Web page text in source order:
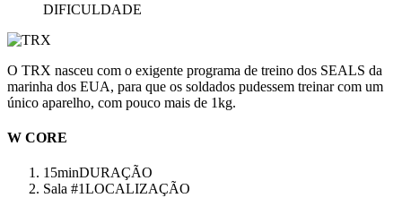
DIFICULDADE
O TRX nasceu com o exigente programa de treino dos SEALS da
marinha dos EUA, para que os soldados pudessem treinar com um
único aparelho, com pouco mais de 1kg.
W CORE
15minDURAÇÃO
Sala #1LOCALIZAÇÃO